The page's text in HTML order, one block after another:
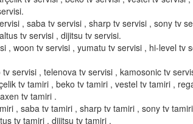
, saba tv servisi , sharp tv servisi , sony tv
tv servisi , dijitsu tv servisi.
, woon tv servisi , yumatu tv servisi , hi-level tv
servisi , telenova tv servisi , kamosonic tv
tv tamiri , beko tv tamiri , vestel tv tamiri ,
tv tamiri .
, saba tv tamiri , sharp tv tamiri , sony tv
tv tamiri , dijitsu tv tamiri .